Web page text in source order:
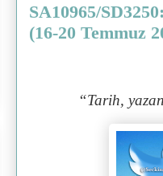
SA10965/
(16-20 Temmuz
“Tarih,